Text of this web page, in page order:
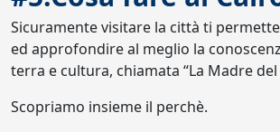
Sicuramente visitare la città ti
ed approfondire al meglio la
terra e cultura, chiamata “La Madre
Scopriamo insieme il perchè.